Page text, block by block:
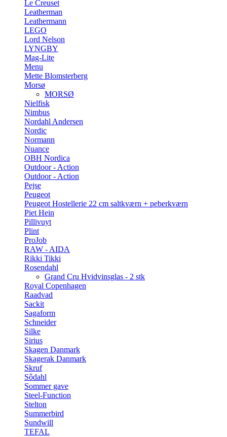
Le Creuset
Leatherman
Leathermann
LEGO
Lord Nelson
LYNGBY
Mag-Lite
Menu
Mette Blomsterberg
Morsø
MORSØ
Nielfisk
Nimbus
Nordahl Andersen
Nordic
Normann
Nuance
OBH Nordica
Outdoor - Action
Outdoor - Action
Pejse
Peugeot
Peugeot Hostellerie 22 cm saltkværn + peberkværn
Piet Hein
Pillivuyt
Plint
ProJob
RAW - AIDA
Rikki Tikki
Rosendahl
Grand Cru Hvidvinsglas - 2 stk
Royal Copenhagen
Raadvad
Sackit
Sagaform
Schneider
Silke
Sirius
Skagen Danmark
Skagerak Danmark
Skruf
Sôdahl
Sommer gave
Steel-Function
Stelton
Summerbird
Sundwill
TEFAL